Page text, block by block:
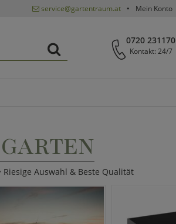
service@gartentraum.at Mein Konto
0720 231170
Kontakt: 24/7
Auswahl & Beste Qualität